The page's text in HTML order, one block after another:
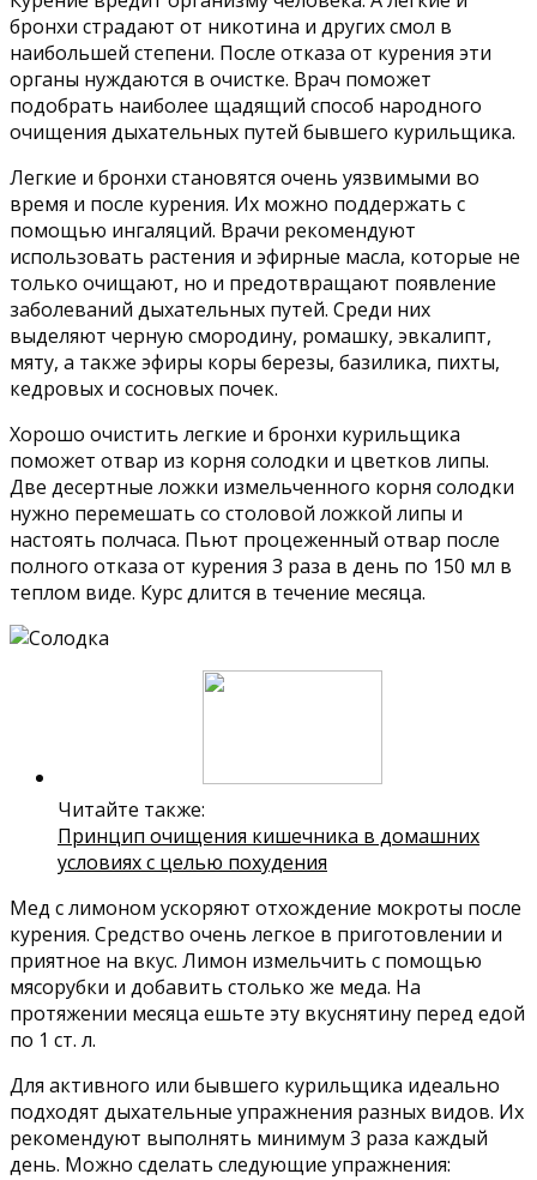
бронхи страдают от никотина и других смол в
наибольшей степени. После отказа от курения эти
органы нуждаются в очистке. Врач поможет
подобрать наиболее щадящий способ народного
очищения дыхательных путей бывшего курильщика.
Легкие и бронхи становятся очень уязвимыми во
время и после курения. Их можно поддержать с
помощью ингаляций. Врачи рекомендуют
использовать растения и эфирные масла, которые не
только очищают, но и предотвращают появление
заболеваний дыхательных путей. Среди них
выделяют черную смородину, ромашку, эвкалипт,
мяту, а также эфиры коры березы, базилика, пихты,
кедровых и сосновых почек.
Хорошо очистить легкие и бронхи курильщика
поможет отвар из корня солодки и цветков липы.
Две десертные ложки измельченного корня солодки
нужно перемешать со столовой ложкой липы и
настоять полчаса. Пьют процеженный отвар после
полного отказа от курения 3 раза в день по 150 мл в
теплом виде. Курс длится в течение месяца.
Читайте также:
Принцип очищения кишечника в домашних
условиях с целью похудения
Мед с лимоном ускоряют отхождение мокроты после
курения. Средство очень легкое в приготовлении и
приятное на вкус. Лимон измельчить с помощью
мясорубки и добавить столько же меда. На
протяжении месяца ешьте эту вкуснятину перед едой
по 1 ст. л.
Для активного или бывшего курильщика идеально
подходят дыхательные упражнения разных видов. Их
рекомендуют выполнять минимум 3 раза каждый
день. Можно сделать следующие упражнения: